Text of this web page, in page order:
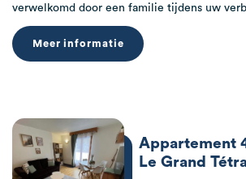
verwelkomd door een familie tijdens uw
Meer informatie
Appartement
Le Grand